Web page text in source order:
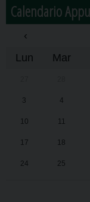
Calendario
‹
Lun
Mar
3 4
10 11
17 18
24 25